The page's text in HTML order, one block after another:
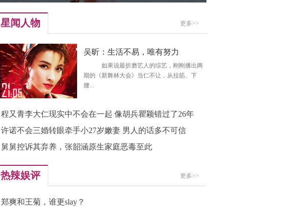
更多>>
星闻人物
吴昕：生活不易，唯有努力
如果说最折磨艺人的综艺，刚刚播出两
期的《新舞林大会》当仁不让，从拉筋、下
腰...
程又青李大仁现实中不会在一起 像胡兵瞿颖错过了26年
许诺不会三婚转眼牵手小27岁嫩妻 男人的话多不可信
舅舅控诉其弃养，张韶涵原生家庭恶毒至此
更多>>
热辣娱评
郑爽和王菊，谁更slay？